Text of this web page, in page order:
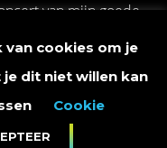
van mijn goede
Ahoy 2019.
cookies om je
dit niet willen kan
Cookie